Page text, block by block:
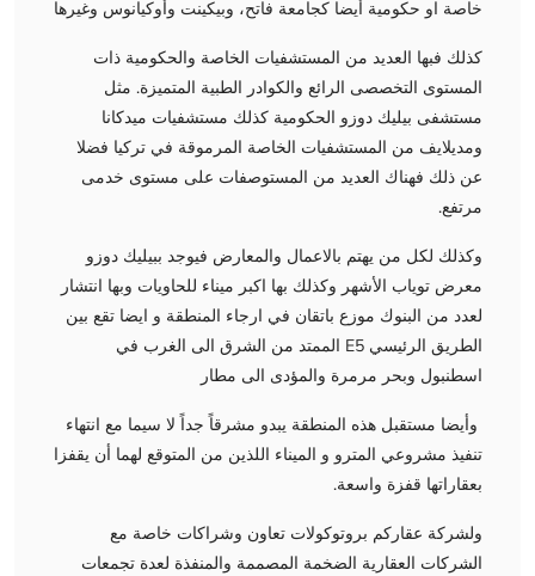
خاصة او حكومية أيضا كجامعة فاتح، وبيكينت وأوكيانوس وغيرها
كذلك فبها العديد من المستشفيات الخاصة والحكومية ذات
المستوى التخصصى الرائع والكوادر الطبية المتميزة. مثل
مستشفى بيليك دوزو الحكومية كذلك مستشفيات ميدكانا
ومديلايف من المستشفيات الخاصة المرموقة في تركيا فضلا
عن ذلك فهناك العديد من المستوصفات على مستوى خدمى
مرتفع.
وكذلك لكل من يهتم بالاعمال والمعارض فيوجد ببيليك دوزو
معرض توياب الأشهر وكذلك بها اكبر ميناء للحاويات وبها انتشار
لعدد من البنوك موزع باتقان في ارجاء المنطقة و ايضا تقع بين
الطريق الرئيسي E5 الممتد من الشرق الى الغرب في
اسطنبول وبحر مرمرة والمؤدى الى مطار
وأيضا مستقبل هذه المنطقة يبدو مشرقاً جداً لا سيما مع انتهاء
تنفيذ مشروعي المترو و الميناء اللذين من المتوقع لهما أن يقفزا
بعقاراتها قفزة واسعة.
ولشركة عقاركم بروتوكولات تعاون وشراكات خاصة مع
الشركات العقارية الضخمة المصممة والمنفذة لعدة تجمعات